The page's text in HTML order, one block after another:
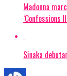
Madonna
‘Confessions
Sinaka